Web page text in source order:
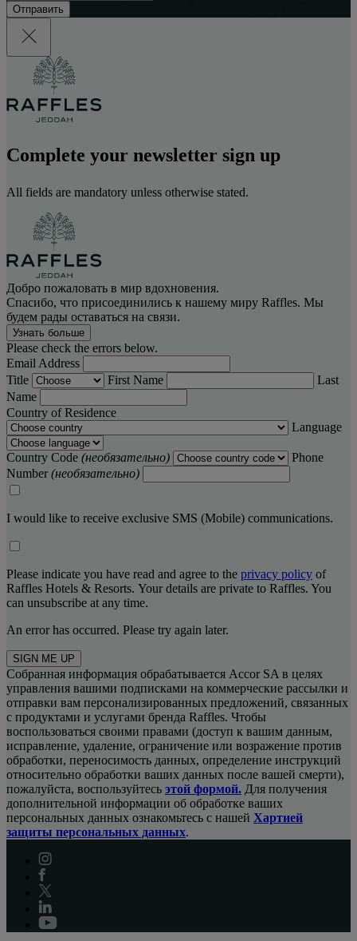
Отправить
Complete your newsletter sign up
All fields are mandatory unless otherwise stated.
Добро пожаловать в мир вдохновения.
Спасибо, что присоединились к нашему миру Raffles. Мы
будем рады оставаться на связи.
Узнать больше
Please check the errors below.
Email Address
Title
First Name
Last
Name
Country of Residence
Language
Country Code (необязательно)
Phone
Number (необязательно)
I would like to receive exclusive SMS (Mobile) communications.
Please indicate you have read and agree to the privacy policy of
Raffles Hotels & Resorts. Your details are private to Raffles. You
can unsubscribe at any time.
An error has occurred. Please try again later.
SIGN ME UP
Собранная информация обрабатывается Accor SA в целях
управления вашими подписками на коммерческие рассылки и
отправки вам персонализированных предложений, связанных
с продуктами и услугами бренда Raffles. Чтобы
воспользоваться своими правами (доступ к вашим данным,
исправление, удаление, ограничение или возражение против
обработки, переносимость данных, определение инструкций
относительно обработки ваших данных после вашей смерти),
пожалуйста, воспользуйтесь этой формой. Для получения
дополнительной информации об обработке ваших
персональных данных ознакомьтесь с нашей Хартией
защиты персональных данных.